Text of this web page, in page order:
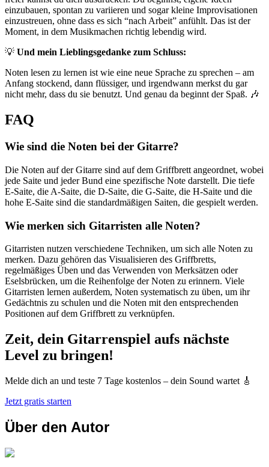
einzubauen, spontan zu variieren und sogar kleine Improvisationen
einzustreuen, ohne dass es sich “nach Arbeit” anfühlt. Das ist der
Moment, in dem Musikmachen richtig lebendig wird.
💡 Und mein Lieblingsgedanke zum Schluss:
Noten lesen zu lernen ist wie eine neue Sprache zu sprechen – am
Anfang stockend, dann flüssiger, und irgendwann merkst du gar
nicht mehr, dass du sie benutzt. Und genau da beginnt der Spaß. 🎶
FAQ
Wie sind die Noten bei der Gitarre?
Die Noten auf der Gitarre sind auf dem Griffbrett angeordnet, wobei
jede Saite und jeder Bund eine spezifische Note darstellt. Die tiefe
E-Saite, die A-Saite, die D-Saite, die G-Saite, die H-Saite und die
hohe E-Saite sind die standardmäßigen Saiten, die gespielt werden.
Wie merken sich Gitarristen alle Noten?
Gitarristen nutzen verschiedene Techniken, um sich alle Noten zu
merken. Dazu gehören das Visualisieren des Griffbretts,
regelmäßiges Üben und das Verwenden von Merksätzen oder
Eselsbrücken, um die Reihenfolge der Noten zu erinnern. Viele
Gitarristen lernen außerdem, Noten systematisch zu üben, um ihr
Gedächtnis zu schulen und die Noten mit den entsprechenden
Positionen auf dem Griffbrett zu verknüpfen.
Zeit, dein Gitarrenspiel aufs nächste
Level zu bringen!
Melde dich an und teste 7 Tage kostenlos – dein Sound wartet 🎸
Jetzt gratis starten
Über den Autor